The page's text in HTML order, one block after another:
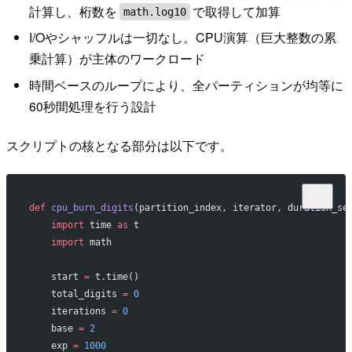
計算し、桁数を math.log10 で取得して加算
I/Oやシャッフルは一切なし。CPU演算（巨大整数の累
乗計算）が主体のワークロード
時間ベースのループにより、全パーティションが均等に
60秒間処理を行う設計
スクリプトの核となる部分は以下です。
def cpu_burn_digits (partition_index, iterator,
    import
time as t
    import
math
    start
= t.time()
    total_digits
= 0
    iterations
= 0
    base
= 2
    exp
= 1000